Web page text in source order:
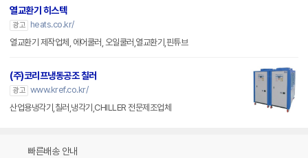
열교환기 히스텍
광고
heats.co.kr/
열교환기 제작업체, 에어쿨러, 오일쿨러,열교환기,핀튜브
(주)코리프냉동공조 칠러
광고 www.kref.co.kr/
산업용냉각기,칠러,냉각기,CHILLER 전문제조업체
빠른배송 안내